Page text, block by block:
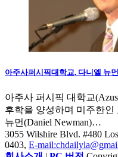
아주사퍼시픽대학교, 다니엘 뉴
아주사 퍼시픽 대학교
후학을 양성하며 미주한
뉴먼(Daniel Newman)…
3055 Wilshire Blvd. #480
0403, E-